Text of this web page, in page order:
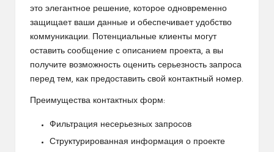
это элегантное решение, которое одновременно
защищает ваши данные и обеспечивает удобство
коммуникации. Потенциальные клиенты могут
оставить сообщение с описанием проекта, а вы
получите возможность оценить серьезность запроса
перед тем, как предоставить свой контактный номер.
Преимущества контактных форм:
Фильтрация несерьезных запросов
Структурированная информация о проекте